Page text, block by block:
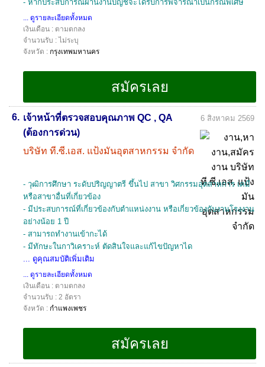
- หากประสบการณ์ผ่านงานบัญชีจะได้รับการพิจารณาเป็นกรณีพิเศษ
... ดูรายละเอียดทั้งหมด
เงินเดือน : ตามตกลง
จำนวนรับ : ไม่ระบุ
จังหวัด : กรุงเทพมหานคร
6. เจ้าหน้าที่ตรวจสอบคุณภาพ QC , QA
(ต้องการด่วน)
บริษัท ที.ซี.เอส. แป้งมันอุตสาหกรรม จำกัด
6 สิงหาคม 2569
- วุฒิการศึกษา ระดับปริญญาตรี ขึ้นไป สาขา วิศกรรมอุตสาหการ เคมี
หรือสาขาอื่นที่เกี่ยวข้อง
- มีประสบการณ์ที่เกี่ยวข้องกับตำแหน่งงาน หรือเกี่ยวข้องกับงานโรงงาน
อย่างน้อย 1 ปี
- สามารถทำงานเข้ากะได้
- มีทักษะในกาวิเคราะห์ ตัดสินใจและแก้ไขปัญหาได
... ดูคุณสมบัติเพิ่มเติม
... ดูรายละเอียดทั้งหมด
เงินเดือน : ตามตกลง
จำนวนรับ : 2 อัตรา
จังหวัด : กำแพงเพชร